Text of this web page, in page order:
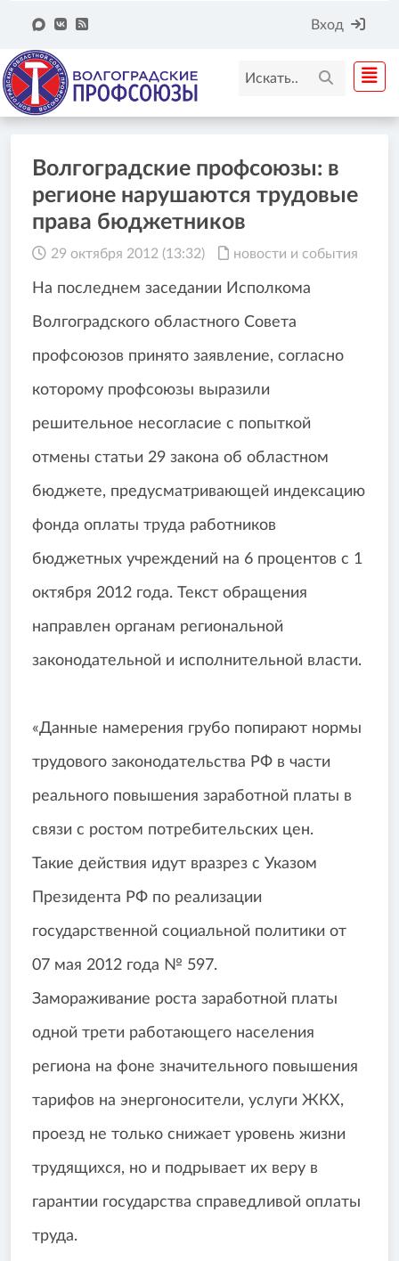
Вход
Волгоградские профсоюзы: в
регионе нарушаются трудовые
права бюджетников
29 октября 2012 (13:32) новости и события
На последнем заседании Исполкома
Волгоградского областного Совета
профсоюзов принято заявление, согласно
которому профсоюзы выразили
решительное несогласие с попыткой
отмены статьи 29 закона об областном
бюджете, предусматривающей индексацию
фонда оплаты труда работников
бюджетных учреждений на 6 процентов с 1
октября 2012 года. Текст обращения
направлен органам региональной
законодательной и исполнительной власти.
«Данные намерения грубо попирают нормы
трудового законодательства РФ в части
реального повышения заработной платы в
связи с ростом потребительских цен.
Такие действия идут вразрез с Указом
Президента РФ по реализации
государственной социальной политики от
07 мая 2012 года № 597.
Замораживание роста заработной платы
одной трети работающего населения
региона на фоне значительного повышения
тарифов на энергоносители, услуги ЖКХ,
проезд не только снижает уровень жизни
трудящихся, но и подрывает их веру в
гарантии государства справедливой оплаты
труда.